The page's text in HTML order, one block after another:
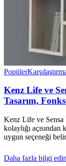
Popüler
Kenz Life ve
Tasarım,
Kenz Life ve Sensa
kolaylığı açısından
uygun seçeneği
Daha fazla bilgi